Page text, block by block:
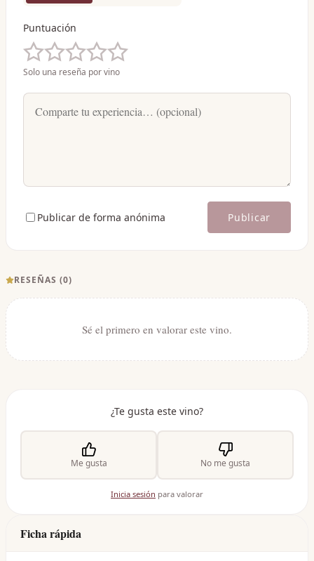
Puntuación
Solo una reseña por vino
Publicar de forma anónima Publicar
RESEÑAS (0)
Sé el primero en valorar este vino.
¿Te gusta este vino?
Me gusta No me gusta
Inicia sesión para valorar
Ficha rápida